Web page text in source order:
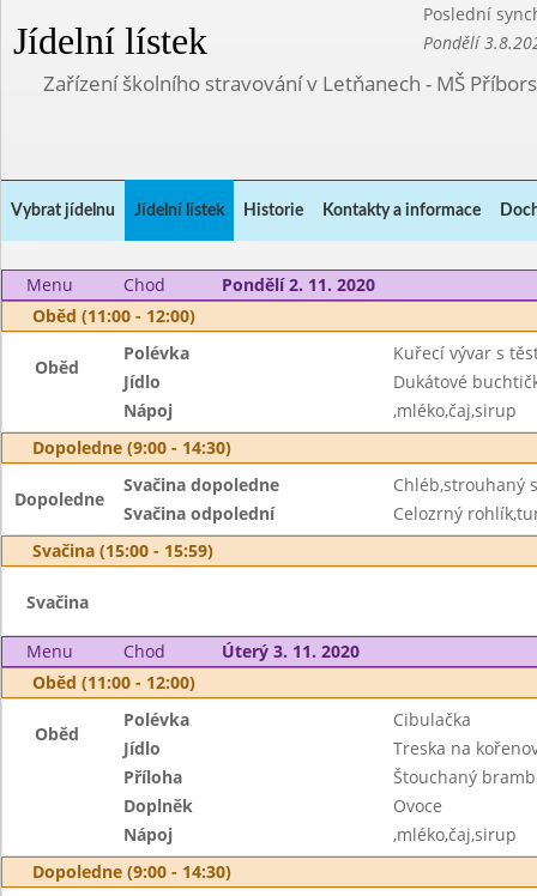
Jídelní lístek
Poslední
Pondělí
Zařízení školního stravování v Letňanech - MŠ
Vybrat jídelnu Jídelní lístek Historie Kontakty a informace
Menu Chod
Pondělí 2. 11. 2020
Oběd (11:00 - 12:00)
Oběd
Polévka
Kuřecí vývar s
Jídlo
Dukátové
Nápoj
,mléko,čaj,sirup
Dopoledne (9:00 - 14:30)
Dopoledne
Svačina dopoledne
Chléb,strouhaný
Svačina odpolední
Celozrný
Svačina (15:00 - 15:59)
Svačina
Menu Chod
Úterý 3. 11. 2020
Oběd (11:00 - 12:00)
Oběd
Polévka
Cibulačka
Jídlo
Treska na
Příloha
Štouchaný
Doplněk
Ovoce
Nápoj
,mléko,čaj,sirup
Dopoledne (9:00 - 14:30)